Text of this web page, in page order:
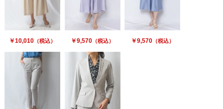
￥10,010（税込） ￥9,570 （税込） ￥9,570（税込）